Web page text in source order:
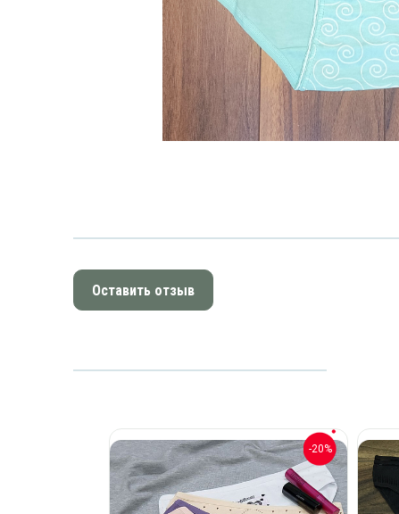
Оставить отзыв
-20%